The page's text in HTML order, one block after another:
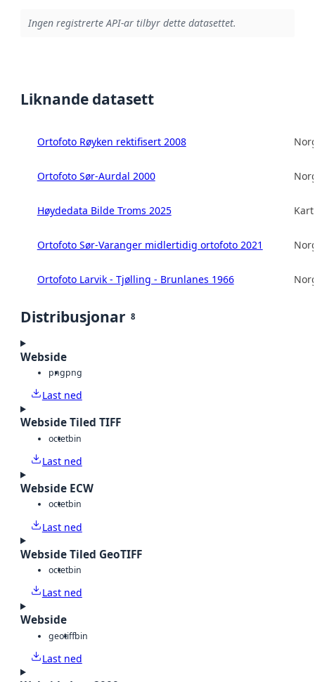
Ingen registrerte API-ar tilbyr dette datasettet.
Liknande datasett
Ortofoto Røyken rektifisert 2008
Ortofoto Sør-Aurdal 2000
Høydedata Bilde Troms 2025
Ortofoto Sør-Varanger midlertidig ortofoto 2021
Ortofoto Larvik - Tjølling - Brunlanes 1966
Distribusjonar 8
Webside
pngpng
Last ned
Webside Tiled TIFF
octetbin
Last ned
Webside ECW
octetbin
Last ned
Webside Tiled GeoTIFF
octetbin
Last ned
Webside
geotiffbin
Last ned